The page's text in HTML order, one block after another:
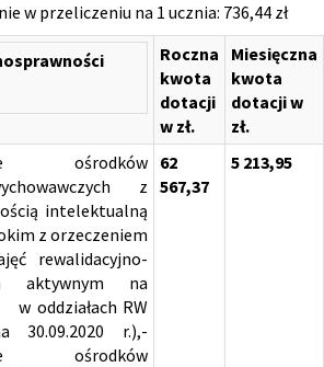
w przeliczeniu na 1 ucznia: 736,44 zł
Roczna
kwota
dotacji
w zł.
Miesięczna
kwota
dotacji w
zł.
ośrodków
z
intelektualną
z orzeczeniem
rewalidacyjno-
aktywnym na
oddziałach RW
30.09.2020 r.),-
ośrodków
62
567,37
5 213,95